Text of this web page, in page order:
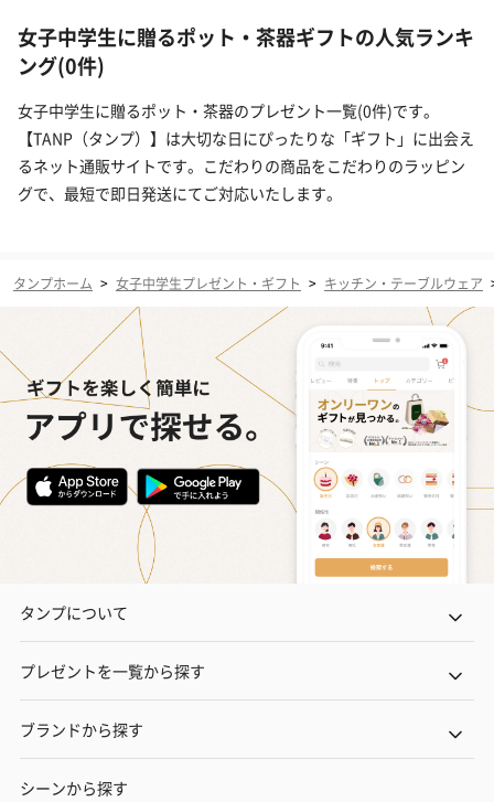
女子中学生に贈るポット・茶器ギフトの人気ランキ
ング(0件)
女子中学生に贈るポット・茶器のプレゼント一覧(0件)です。
【TANP（タンプ）】は大切な日にぴったりな「ギフト」に出会え
るネット通販サイトです。こだわりの商品をこだわりのラッピン
グで、最短で即日発送にてご対応いたします。
タンプホーム > 女子中学生プレゼント・ギフト > キッチン・テーブルウェア
タンプについて
プレゼントを一覧から探す
ブランドから探す
シーンから探す